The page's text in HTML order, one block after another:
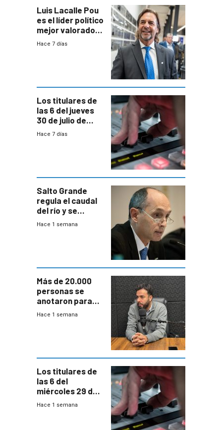
Luis Lacalle Pou
es el líder político
mejor valorado
del país, según
Hace 7 días
Los titulares de
las 6 del jueves
30 de julio de
2026
Hace 7 días
Salto Grande
regula el caudal
del río y se
prepara para un
Hace 1 semana
Más de 20.000
personas se
anotaron para
las pruebas
Hace 1 semana
Los titulares de
las 6 del
miércoles 29 de
julio de 2026
Hace 1 semana